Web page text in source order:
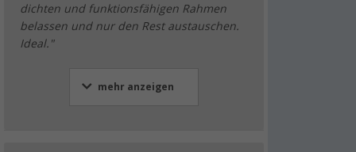
dichten und funktionsfähigen Rahmen
belassen und nur den Rest austauschen.
Ideal."
mehr anzeigen